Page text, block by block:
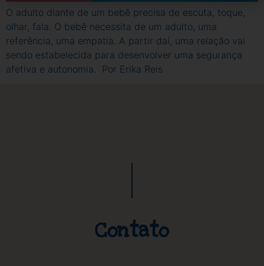
O adulto diante de um bebê precisa de escuta, toque,
olhar, fala. O bebê necessita de um adulto, uma
referência, uma empatia. A partir daí, uma relação vai
sendo estabelecida para desenvolver uma segurança
afetiva e autonomia. Por Erika Reis
Contato